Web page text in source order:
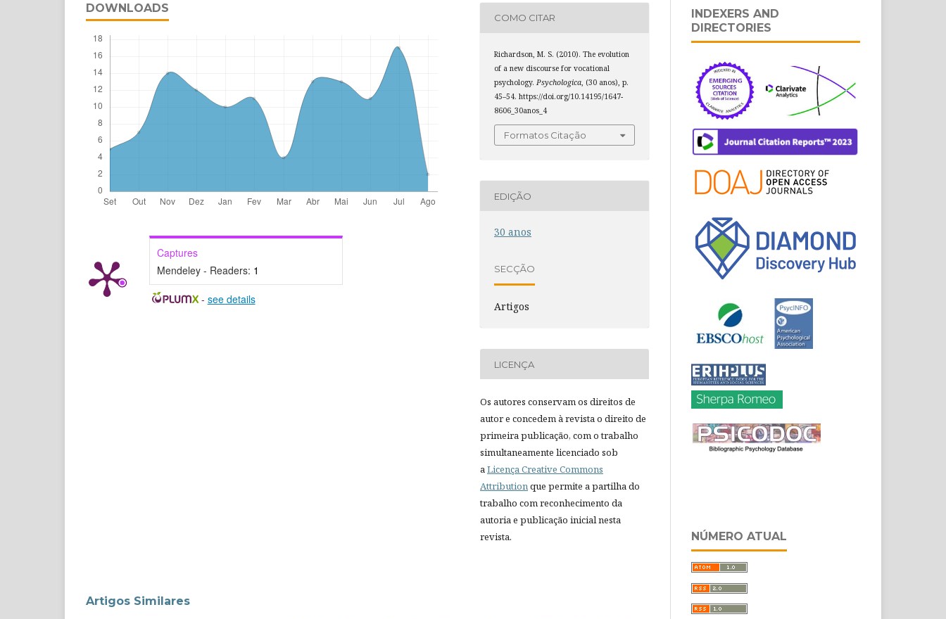
DOWNLOADS
Captures
Mendeley - Readers: 1
- see details
COMO CITAR
Richardson, M. S. (2010). The evolution
of a new discourse for vocational
psychology. Psychologica , (30 anos), p.
45–54. https://doi.org/10.14195/1647-
8606_30anos_4
Formatos Citação
EDIÇÃO
30 anos
SECÇÃO
Artigos
LICENÇA
Os autores conservam os direitos de
autor e concedem à revista o direito de
primeira publicação, com o trabalho
simultaneamente licenciado sob
aLicença Creative Commons
Attributionque permite a partilha do
trabalho com reconhecimento da
autoria e publicação inicial nesta
revista.
Artigos Similares
INDEXERS AND
DIRECTORIES
NÚMERO ATUAL